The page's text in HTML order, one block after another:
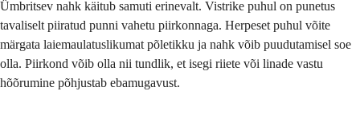
Ümbritsev nahk käitub samuti erinevalt. Vistrike puhul on punetus
tavaliselt piiratud punni vahetu piirkonnaga. Herpeset puhul võite
märgata laiemaulatuslikumat põletikku ja nahk võib puudutamisel soe
olla. Piirkond võib olla nii tundlik, et isegi riiete või linade vastu
hõõrumine põhjustab ebamugavust.